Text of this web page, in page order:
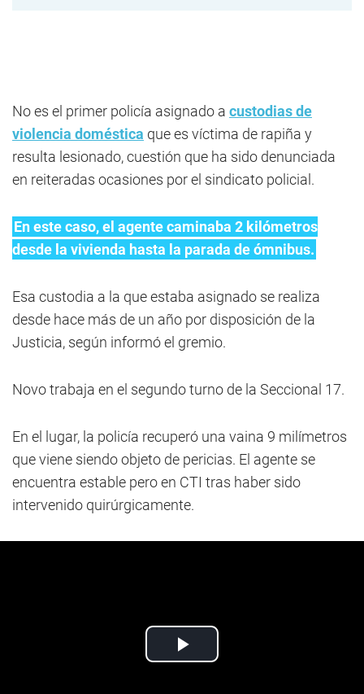
No es el primer policía asignado a custodias de
violencia doméstica que es víctima de rapiña y
resulta lesionado, cuestión que ha sido denunciada
en reiteradas ocasiones por el sindicato policial.
En este caso, el agente caminaba 2 kilómetros
desde la vivienda hasta la parada de ómnibus.
Esa custodia a la que estaba asignado se realiza
desde hace más de un año por disposición de la
Justicia, según informó el gremio.
Novo trabaja en el segundo turno de la Seccional 17.
En el lugar, la policía recuperó una vaina 9 milímetros
que viene siendo objeto de pericias. El agente se
encuentra estable pero en CTI tras haber sido
intervenido quirúrgicamente.